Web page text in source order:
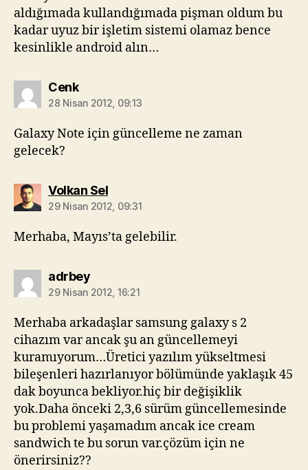
aldığımada kullandığımada pişman oldum bu
kadar uyuz bir işletim sistemi olamaz bence
kesinlikle android alın…
Cenkdiyorki:
28 Nisan 2012, 09:13
Galaxy Note için güncelleme ne zaman
gelecek?
Volkan Seldiyorki:
29 Nisan 2012, 09:31
Merhaba, Mayıs’ta gelebilir.
adrbeydiyorki:
29 Nisan 2012, 16:21
Merhaba arkadaşlar samsung galaxy s 2
cihazım var ancak şu an güncellemeyi
kuramıyorum…Üretici yazılım yükseltmesi
bileşenleri hazırlanıyor bölümünde yaklaşık 45
dak boyunca bekliyor.hiç bir değişiklik
yok.Daha önceki 2,3,6 sürüm güncellemesinde
bu problemi yaşamadım ancak ice cream
sandwich te bu sorun var.çözüm için ne
önerirsiniz??